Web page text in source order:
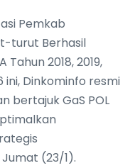
Pemkab
turut Berhasil
2018, 2019,
ini, Dinkominfo resmi
bertajuk GaS POL
(23/1).